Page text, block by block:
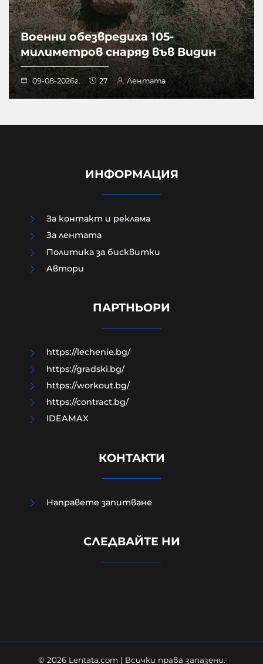
Военни обезвредиха 105-
милиметров снаряд във Видин
09-08-2026г. 27 Лентата
етикетите само в евро
работи най-малко в ЕС,
ИНФОРМАЦИЯ
За контакт и реклама
За лентата
Политика за бисквитки
Aвтори
ПАРТНЬОРИ
https://lechenie.bg/
https://gradski.bg/
https://workout.bg/
https://contract.bg/
IDEAMAX
КОНТАКТИ
Направете запитване
СЛЕДВАЙТЕ НИ
© 2026 Lentata.com | Всички права запазени.